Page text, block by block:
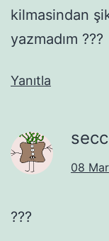
kilmasindan
yazmadım ???
Yanıtla
08
???